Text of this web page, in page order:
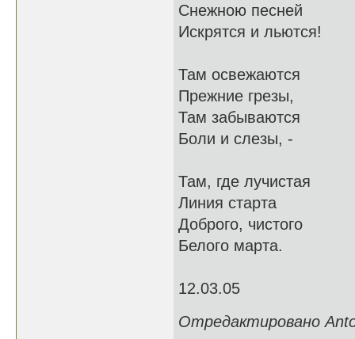
Снежною песней
Искрятся и льются!
Там освежаются
Прежние грезы,
Там забываются
Боли и слезы, -
Там, где лучистая
Линия старта
Доброго, чистого
Белого марта.
12.03.05
Отредактировано